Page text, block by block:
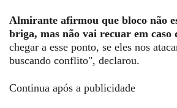
Almirante afirmou que bloco não
briga, mas não vai recuar em caso
chegar a esse ponto, se eles nos
buscando conflito", declarou.
Continua após a publicidade